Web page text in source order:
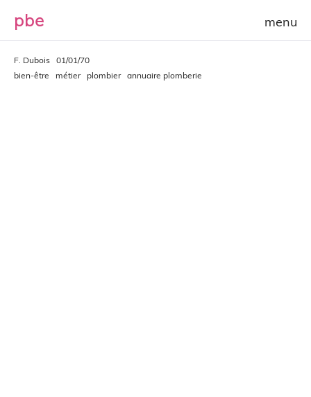
pbe
F. Dubois 01/01/70
bien-être
métier plombier annuaire plomberie